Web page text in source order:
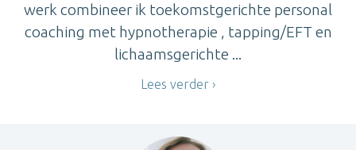
werk combineer ik toekomstgerichte personal
coaching met hypnotherapie , tapping/EFT en
lichaamsgerichte ...
Lees verder